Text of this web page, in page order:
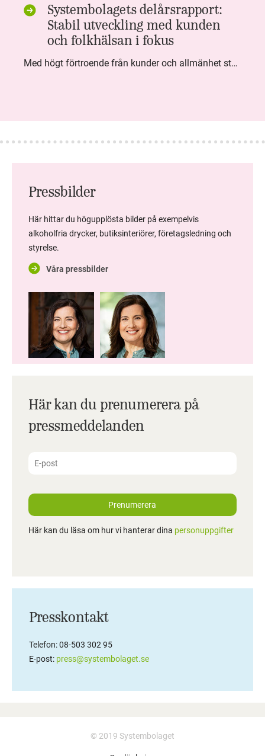
Systembolagets delårsrapport:
Stabil utveckling med kunden
och folkhälsan i fokus
Med högt förtroende från kunder och allmänhet står Systembolaget stabilt i samhällsuppdraget. Under kvartalet togs flera steg inom folkhälsa, kundnytta och minskad klimatpåverkan. Nettoomsättningen var i nivå med föregående år och effektiviseringar av verksamheten möjliggjorde fortsatt anpassning för att möta nya behov.
Pressbilder
Här hittar du högupplösta bilder på exempelvis
alkoholfria drycker, butiksinteriörer, företagsledning och
styrelse.
Våra pressbilder
Här kan du prenumerera på
pressmeddelanden
Prenumerera
Här kan du läsa om hur vi hanterar dina personuppgifter
Presskontakt
Telefon: 08-503 302 95
E-post: press@systembolaget.se
© 2019 Systembolaget